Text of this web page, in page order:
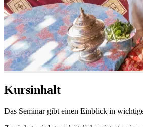
Kursinhalt
Das Seminar gibt einen Einblick in